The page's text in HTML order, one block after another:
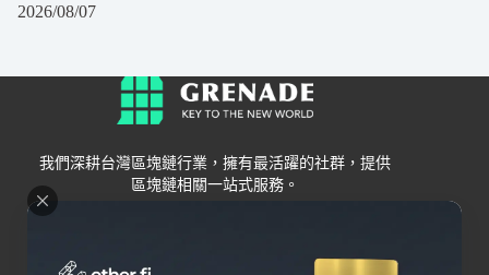
2026/08/07
我們深耕台灣區塊鏈行業，擁有最活躍的社群，提供
區塊鏈相關一站式服務。
Grenade